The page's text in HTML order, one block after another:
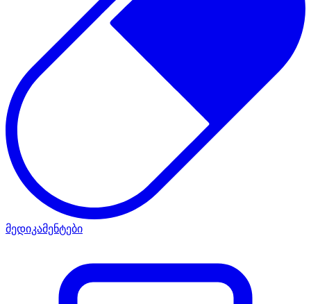
მედიკამენტები